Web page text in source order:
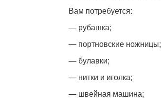
Вам потребуется:
— рубашка;
— портновские ножницы;
— булавки;
— нитки и иголка;
— швейная машина;